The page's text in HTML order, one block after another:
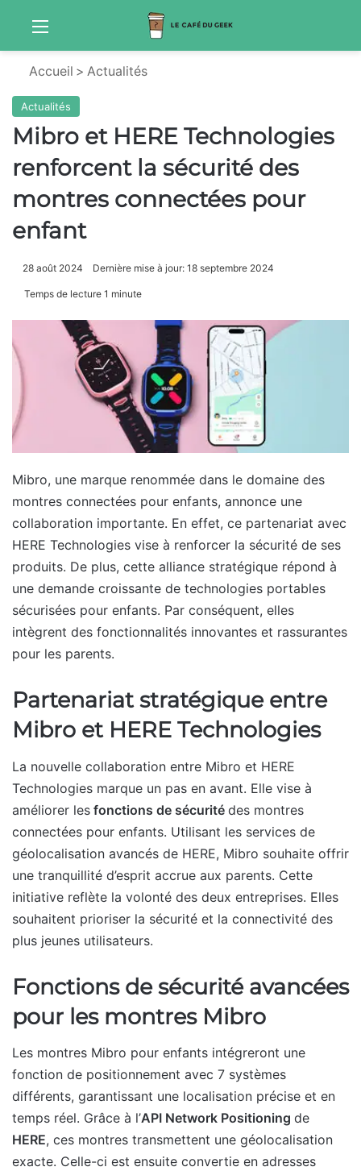
Menu
Accueil > Actualités
Actualités
Mibro et HERE Technologies
renforcent la sécurité des
montres connectées pour
enfant
28 août 2024 Dernière mise à jour: 18 septembre 2024
Temps de lecture 1 minute
Mibro, une marque renommée dans le domaine des
montres connectées pour enfants, annonce une
collaboration importante. En effet, ce partenariat avec
HERE Technologies vise à renforcer la sécurité de ses
produits. De plus, cette alliance stratégique répond à
une demande croissante de technologies portables
sécurisées pour enfants. Par conséquent, elles
intègrent des fonctionnalités innovantes et rassurantes
pour les parents.
Partenariat stratégique entre
Mibro et HERE Technologies
La nouvelle collaboration entre Mibro et HERE
Technologies marque un pas en avant. Elle vise à
améliorer les fonctions de sécurité des montres
connectées pour enfants. Utilisant les services de
géolocalisation avancés de HERE, Mibro souhaite offrir
une tranquillité d’esprit accrue aux parents. Cette
initiative reflète la volonté des deux entreprises. Elles
souhaitent prioriser la sécurité et la connectivité des
plus jeunes utilisateurs.
Fonctions de sécurité avancées
pour les montres Mibro
Les montres Mibro pour enfants intégreront une
fonction de positionnement avec 7 systèmes
différents, garantissant une localisation précise et en
temps réel. Grâce à l’API Network Positioning de
HERE, ces montres transmettent une géolocalisation
exacte. Celle-ci est ensuite convertie en adresses